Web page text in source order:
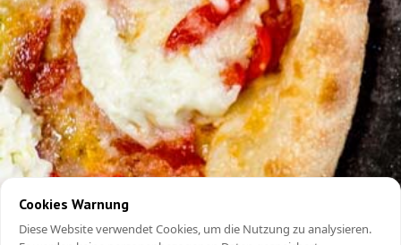
Cookies Warnung
Diese Website verwendet Cookies, um die Nutzung zu analysieren.